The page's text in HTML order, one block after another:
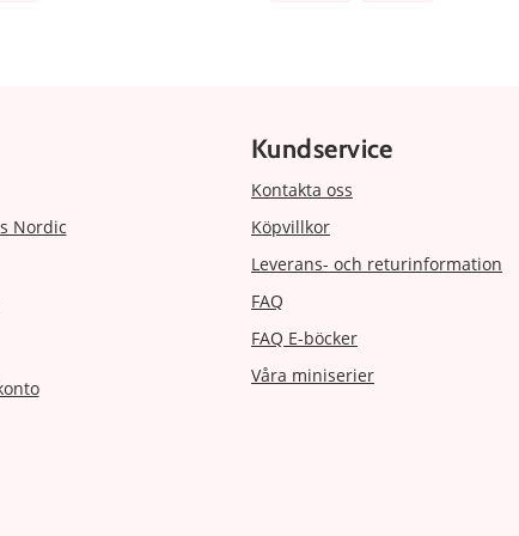
Nordic
Kundservice
Kontakta oss
Köpvillkor
Leverans- och returinformation
FAQ
FAQ E-böcker
Våra miniserier